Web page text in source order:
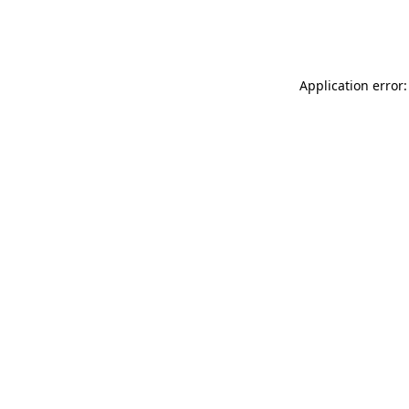
Application